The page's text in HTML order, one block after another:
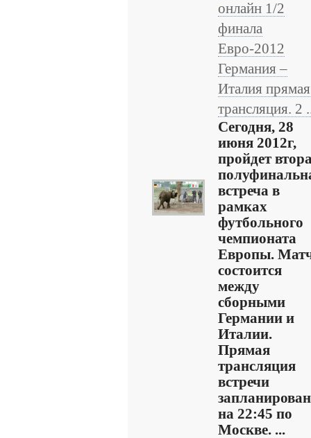
онлайн 1/2
финала
Евро-2012
Германия –
Италия прямая
трансляция. 2
Сегодня, 28
июня 2012г,
пройдет
встреча в
рамках
футбольного
чемпионата
Европы.
состоится
между
сборными
Германии и
Италии.
Прямая
трансляция
встречи
на 22:45 по
Москве. ...